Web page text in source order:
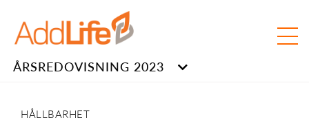
ÅRSREDOVISNING 2023
HÅLLBARHET